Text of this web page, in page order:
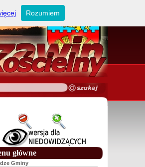
główne
Gminy
Rozumiem